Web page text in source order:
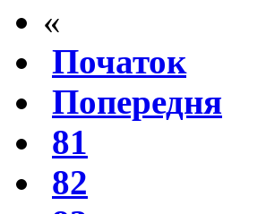
«
Початок
Попередня
81
82